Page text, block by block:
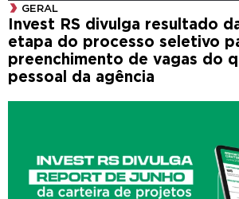
GERAL
Invest RS divulga resultado
etapa do processo seletivo
preenchimento de vagas do
pessoal da agência